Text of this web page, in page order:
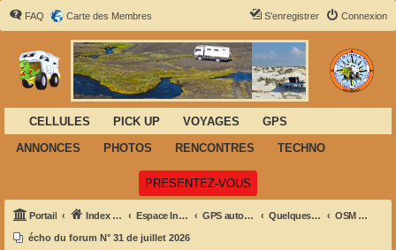
FAQ Carte des Membres Connexion
S’enregistrer
CELLULES PICK UP VOYAGES
GPS
ANNONCES
PHOTOS RENCONTRES TECHNO
PRESENTEZ-VOUS
Portail Index du forum Espace Informatique-GPS- Navigation GPS autonomes - PDA et informatique embarquée Quelques outils et liens pratiques (software): OSM And+
écho du forum N° 31 de juillet 2026